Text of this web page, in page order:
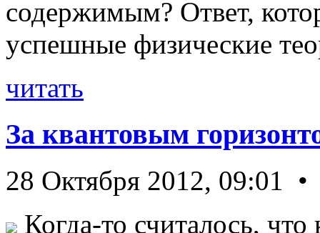
содержимым? Ответ,
успешные физические
читать
За квантовым
28 Октября 2012, 09:01
Когда-то считалось, что